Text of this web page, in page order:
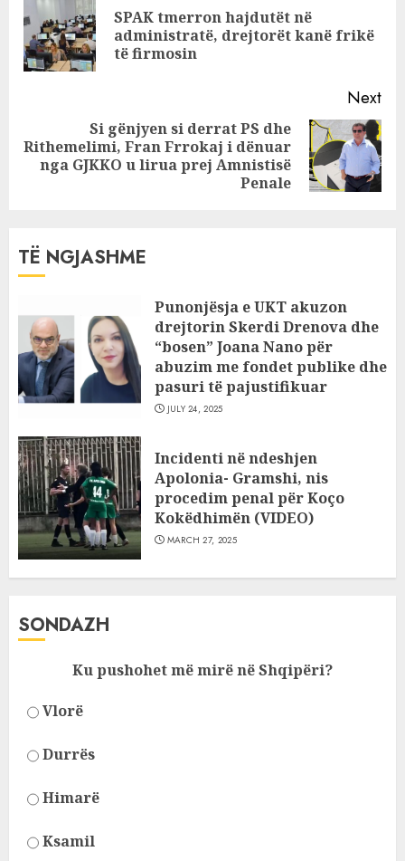
tepruan
ReadingSPAK tmerron hajdutët në
administratë, drejtorët kanë frikë
të firmosin
Next
Next
post:
Si gënjyen si derrat PS dhe
Rithemelimi, Fran Frrokaj i dënuar
nga GJKKO u lirua prej Amnistisë
Penale
TË NGJASHME
Punonjësja e UKT akuzon
drejtorin Skerdi Drenova dhe
“bosen” Joana Nano për
abuzim me fondet publike dhe
pasuri të pajustifikuar
JULY 24, 2025
Incidenti në ndeshjen
Apolonia- Gramshi, nis
procedim penal për Koço
Kokëdhimën (VIDEO)
MARCH 27, 2025
SONDAZH
Ku pushohet më mirë në Shqipëri?
Vlorë
Durrës
Himarë
Ksamil